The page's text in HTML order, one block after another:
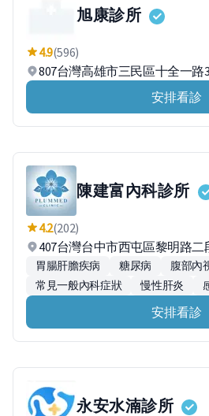
旭康診所
4.9(596)
807台灣高雄市三民區十全一路
安排看診
陳建富內科診所
4.2(202)
407台灣台中市西屯區黎明路二
胃腸肝膽疾病 糖尿病
腹部內
常見一般內科症狀
慢性肝炎
安排看診
永安水湳診所